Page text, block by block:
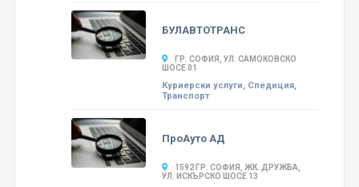
БУЛАВТОТРАНС
ГР. СОФИЯ, УЛ. САМОКОВСКО
ШОСЕ 01
Куриерски услуги, Спедиция,
Транспорт
ПроАуто АД
1592 ГР. СОФИЯ, ЖК. ДРУЖБА,
УЛ. ИСКЪРСКО ШОСЕ 13